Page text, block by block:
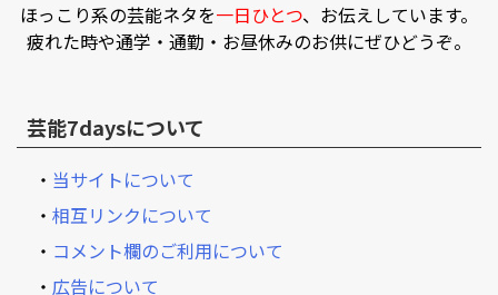
ほっこり系の芸能ネタを一日ひとつ、お伝えしています。
疲れた時や通学・通勤・お昼休みのお供にぜひどうぞ。
芸能7daysについて
・ 当サイトについて
・ 相互リンクについて
・ コメント欄のご利用について
・ 広告について